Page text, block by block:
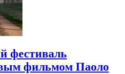
фестиваль
фильмом Паоло